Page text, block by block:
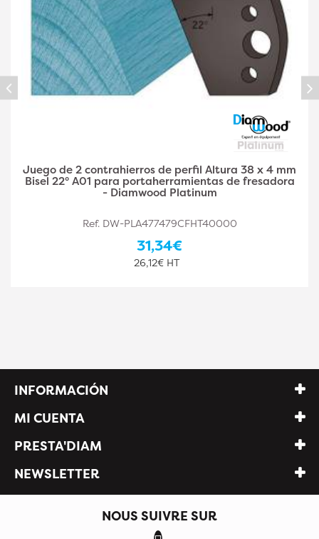
Juego de 2 contrahierros de perfil A03 de 38 x 4
mm de altura y doble filete para
portaherramientas de fresadora - Diamwood Plat
Ref. DW-PLA477479CFHT40002
31,34€
26,12€ HT
INFORMACIÓN
MI CUENTA
PRESTA'DIAM
NEWSLETTER
NOUS SUIVRE SUR